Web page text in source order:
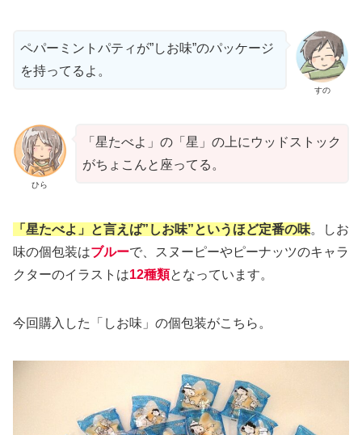
すの
ペパーミントパティが”しお味”のパッケージ
を持ってるよ。
ひら
「星たべよ」の「星」の上にウッドストック
がちょこんと座ってる。
「星たべよ」と言えば”しお味”というほど定番の味。しお
味の個包装はブルーで、スヌーピーやピーナッツのキャラ
クターのイラストは12種類となっています。
今回購入した「しお味」の個包装がこちら。